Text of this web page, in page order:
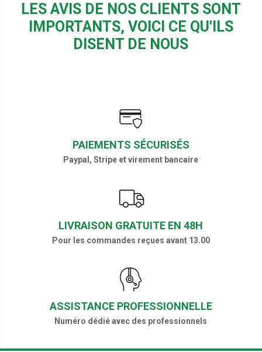
LES AVIS DE NOS CLIENTS SONT
IMPORTANTS, VOICI CE QU'ILS
DISENT DE NOUS
PAIEMENTS SÉCURISÉS
Paypal, Stripe et virement bancaire
LIVRAISON GRATUITE EN 48H
Pour les commandes reçues avant 13.00
ASSISTANCE PROFESSIONNELLE
Numéro dédié avec des professionnels